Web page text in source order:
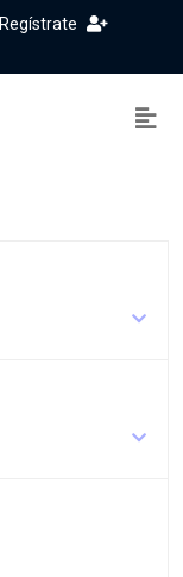
Regístrate